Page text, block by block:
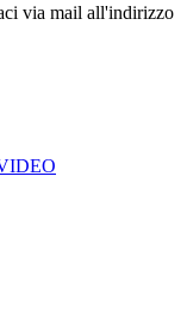
via mail all'indirizzo